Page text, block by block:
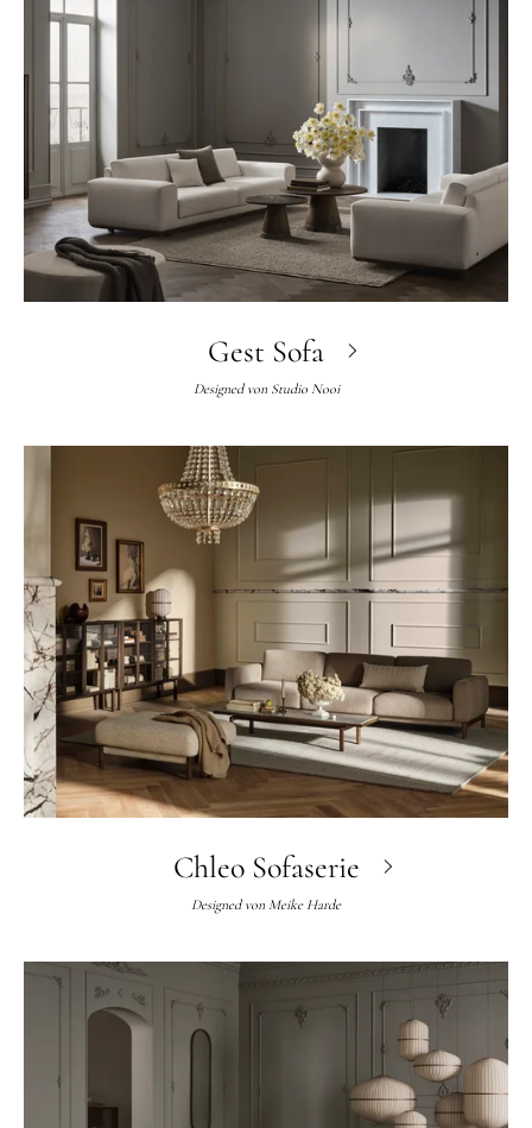
Gest Sofa
Designed von Studio Nooi
Chleo Sofaserie
Designed von Meike Harde